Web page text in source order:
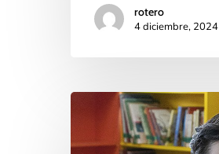
rotero
4 diciembre, 2024